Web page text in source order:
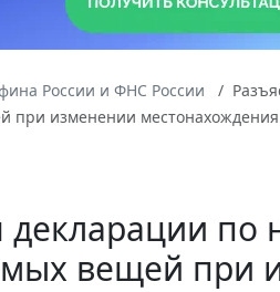
России и ФНС России
изменении
по
вещей при